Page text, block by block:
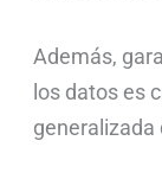
Además,
los datos es
generalizada